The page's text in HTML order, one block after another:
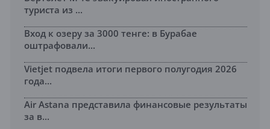
туриста из ...
Вход к озеру за 3000 тенге: в Бурабае
оштрафовали...
Vietjet подвела итоги первого полугодия 2026
года...
Air Astana представила финансовые результаты
за в...